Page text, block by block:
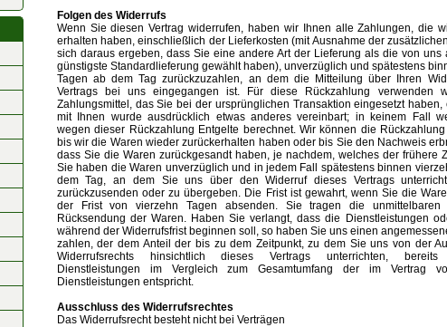
Folgen des Widerrufs
Wenn Sie diesen Vertrag widerrufen, haben wir Ihnen alle Zahlungen, die
erhalten haben, einschließlich der Lieferkosten (mit Ausnahme der
sich daraus ergeben, dass Sie eine andere Art der Lieferung als die von uns
günstigste Standardlieferung gewählt haben), unverzüglich und spätestens
Tagen ab dem Tag zurückzuzahlen, an dem die Mitteilung über Ihren
Vertrags bei uns eingegangen ist. Für diese Rückzahlung verwenden
Zahlungsmittel, das Sie bei der ursprünglichen Transaktion eingesetzt haben,
mit Ihnen wurde ausdrücklich etwas anderes vereinbart; in keinem Fall
wegen dieser Rückzahlung Entgelte berechnet. Wir können die
bis wir die Waren wieder zurückerhalten haben oder bis Sie den Nachweis
dass Sie die Waren zurückgesandt haben, je nachdem, welches der frühere
Sie haben die Waren unverzüglich und in jedem Fall spätestens binnen
dem Tag, an dem Sie uns über den Widerruf dieses Vertrags
zurückzusenden oder zu übergeben. Die Frist ist gewahrt, wenn Sie die
der Frist von vierzehn Tagen absenden. Sie tragen die unmittelbaren
Rücksendung der Waren. Haben Sie verlangt, dass die Dienstleistungen
während der Widerrufsfrist beginnen soll, so haben Sie uns einen
zahlen, der dem Anteil der bis zu dem Zeitpunkt, zu dem Sie uns von der
Widerrufsrechts hinsichtlich dieses Vertrags unterrichten, bereits
Dienstleistungen im Vergleich zum Gesamtumfang der im Vertrag
Dienstleistungen entspricht.
Ausschluss des Widerrufsrechtes
Das Widerrufsrecht besteht nicht bei Verträgen